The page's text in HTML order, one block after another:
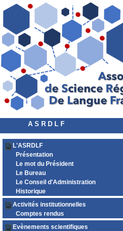
A S R D L F
L'ASRDLF
Présentation
Le mot du Président
Le Bureau
Le Conseil d'Administration
Historique
Activités institutionnelles
Comptes rendus
Evènements scientifiques